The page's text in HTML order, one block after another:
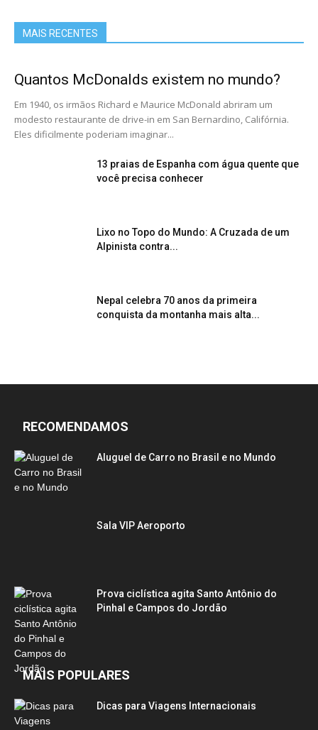
MAIS RECENTES
Quantos McDonalds existem no mundo?
Em 1940, os irmãos Richard e Maurice McDonald abriram um
modesto restaurante de drive-in em San Bernardino, Califórnia.
Eles dificilmente poderiam imaginar...
13 praias de Espanha com água quente que
você precisa conhecer
Lixo no Topo do Mundo: A Cruzada de um
Alpinista contra...
Nepal celebra 70 anos da primeira
conquista da montanha mais alta...
RECOMENDAMOS
Aluguel de Carro no Brasil e no Mundo
Sala VIP Aeroporto
Prova ciclística agita Santo Antônio do
Pinhal e Campos do Jordão
MAIS POPULARES
Dicas para Viagens Internacionais